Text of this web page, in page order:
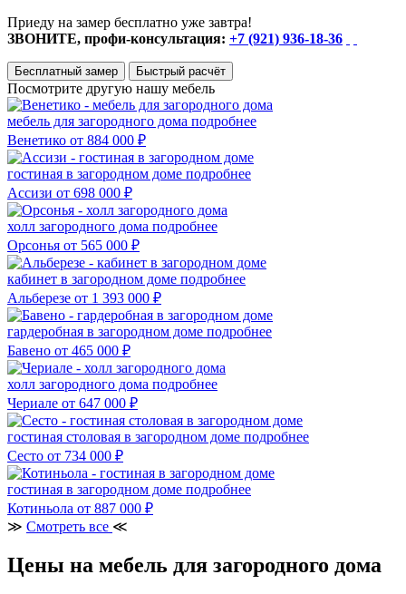
Приеду на замер бесплатно уже завтра!
ЗВОНИТЕ, профи-консультация: +7 (921) 936-18-36
Бесплатный замер Быстрый расчёт
Посмотрите другую нашу мебель
мебель для загородного дома подробнее
Венетико от 884 000 ₽
гостиная в загородном доме подробнее
Ассизи от 698 000 ₽
холл загородного дома подробнее
Орсонья от 565 000 ₽
кабинет в загородном доме подробнее
Альберезе от 1 393 000 ₽
гардеробная в загородном доме подробнее
Бавено от 465 000 ₽
холл загородного дома подробнее
Чериале от 647 000 ₽
гостиная столовая в загородном доме подробнее
Сесто от 734 000 ₽
гостиная в загородном доме подробнее
Котиньола от 887 000 ₽
≫ Смотреть все ≪
Цены на мебель для загородного дома